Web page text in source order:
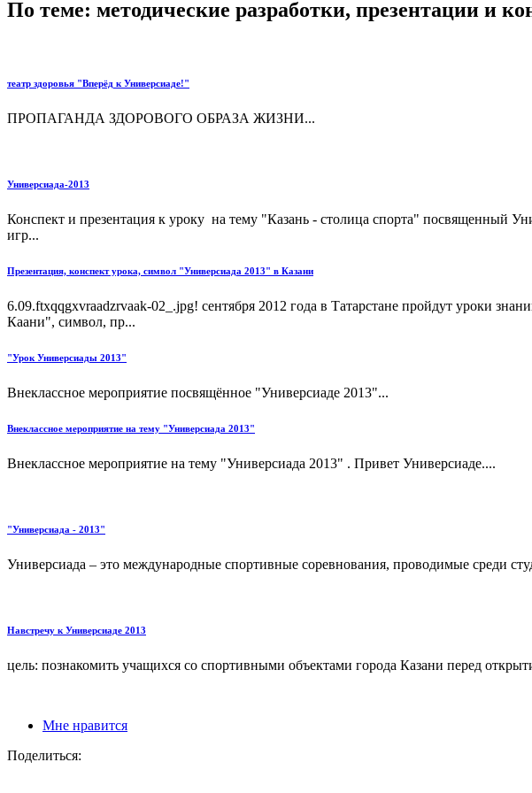
По теме: методические разработки, презентации и
театр здоровья "Вперёд к Универсиаде!"
ПРОПАГАНДА ЗДОРОВОГО ОБРАЗА ЖИЗНИ...
Универсиада-2013
Конспект и презентация к уроку на тему "Казань - столица спорта" посвященный
игр...
Презентация, конспект урока, символ "Универсиада 2013" в Казани
6.09.ftxqqgxvraadzrvaak-02_.jpg! сентября 2012 года в Татарстане пройдут уроки
Каани", символ, пр...
"Урок Универсиады 2013"
Внеклассное мероприятие посвящённое "Универсиаде 2013"...
Внеклассное мероприятие на тему "Универсиада 2013"
Внеклассное мероприятие на тему "Универсиада 2013" . Привет Универсиаде....
"Универсиада - 2013"
Универсиада – это международные спортивные соревнования, проводимые среди
Навстречу к Универсиаде 2013
цель: познакомить учащихся со спортивными объектами города Казани перед
Мне нравится
Поделиться: